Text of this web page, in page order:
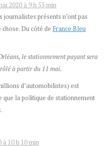
2020 à 9 h 55 min
journalistes présents n’ont pas
Du côté de France Bleu
le stationnement payant sera
à partir du 11 mai.
d’automobilistes) est
que la politique de stationnement
à 10 h 10 min